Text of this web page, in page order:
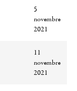
5
novembre
2021
11
novembre
2021